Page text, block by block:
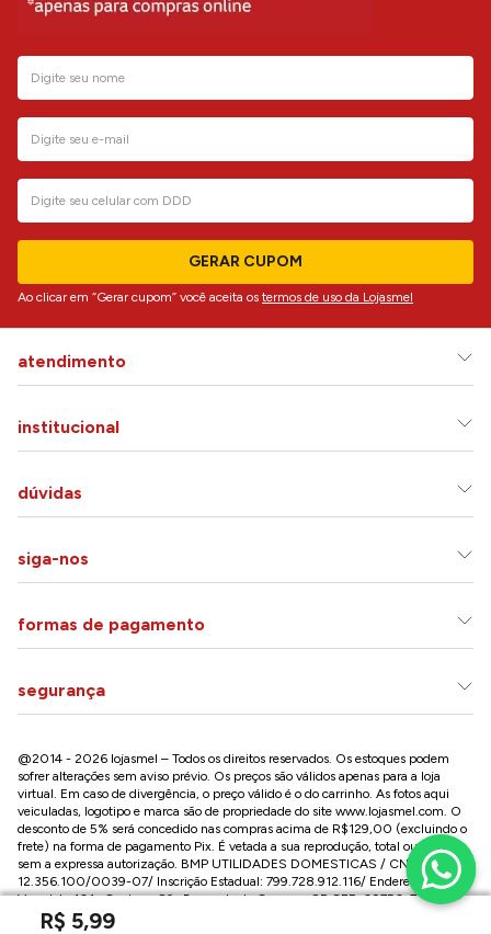
R$ 5,99
GERAR CUPOM
Ao clicar em “Gerar cupom” você aceita os termos de uso da Lojasmel
atendimento
institucional
dúvidas
siga-nos
formas de pagamento
segurança
@2014 - 2026 lojasmel – Todos os direitos reservados. Os estoques podem
sofrer alterações sem aviso prévio. Os preços são válidos apenas para a loja
virtual. Em caso de divergência, o preço válido é o do carrinho. As fotos aqui
veiculadas, logotipo e marca são de propriedade do site www.lojasmel.com. O
desconto de 5% será concedido nas compras acima de R$129,00 (excluindo o
frete) na forma de pagamento Pix. É vetada a sua reprodução, total ou parcial,
sem a expressa autorização. BMP UTILIDADES DOMESTICAS / CNPJ:
12.356.100/0039-07/ Inscrição Estadual: 799.728.912.116/ Endereço: R José
Versolato,101 , Centro – São Bernardo do Campo - SP CEP: 09750-730
Conheça nossa loja na Paulista / SP: